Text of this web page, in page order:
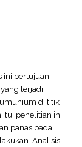
ini bertujuan
terjadi
di titik
itu, penelitian ini
panas pada
Analisis